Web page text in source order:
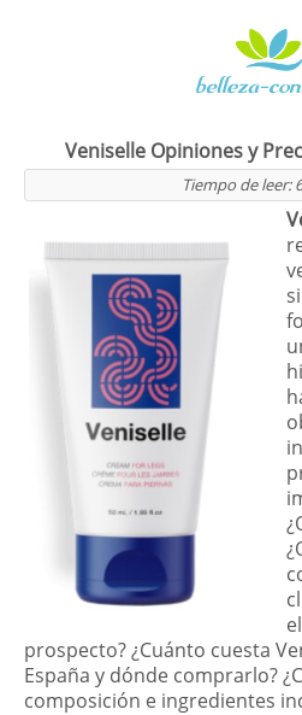
Veniselle Opiniones y
Tiempo de leer:6
prospecto? ¿Cuánto cuesta
España y dónde comprarlo?
composición e ingredientes